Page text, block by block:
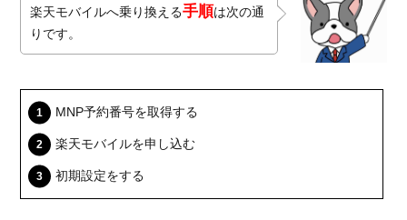
楽天モバイルへ乗り換える手順は次の通
りです。
MNP予約番号を取得する
楽天モバイルを申し込む
初期設定をする